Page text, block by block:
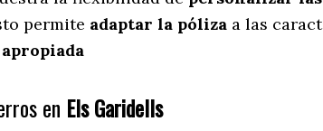
permite adaptar la póliza a las
en Els Garidells